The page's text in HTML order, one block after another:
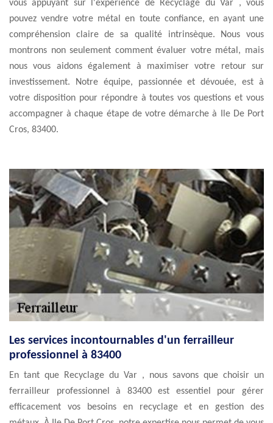
vous appuyant sur l'expérience de Recyclage du Var , vous
pouvez vendre votre métal en toute confiance, en ayant une
compréhension claire de sa qualité intrinsèque. Nous vous
montrons non seulement comment évaluer votre métal, mais
nous vous aidons également à maximiser votre retour sur
investissement. Notre équipe, passionnée et dévouée, est à
votre disposition pour répondre à toutes vos questions et vous
accompagner à chaque étape de votre démarche à Ile De Port
Cros, 83400.
Les services incontournables d'un ferrailleur
professionnel à 83400
En tant que Recyclage du Var , nous savons que choisir un
ferrailleur professionnel à 83400 est essentiel pour gérer
efficacement vos besoins en recyclage et en gestion des